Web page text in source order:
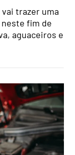
trazer uma
fim de
aguaceiros e